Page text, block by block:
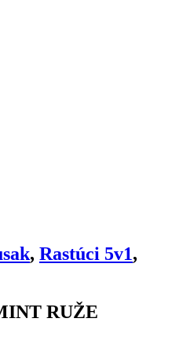
, Rastúci 5v1,
RUŽE